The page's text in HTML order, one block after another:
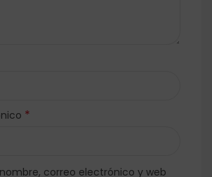
*
correo electrónico y web